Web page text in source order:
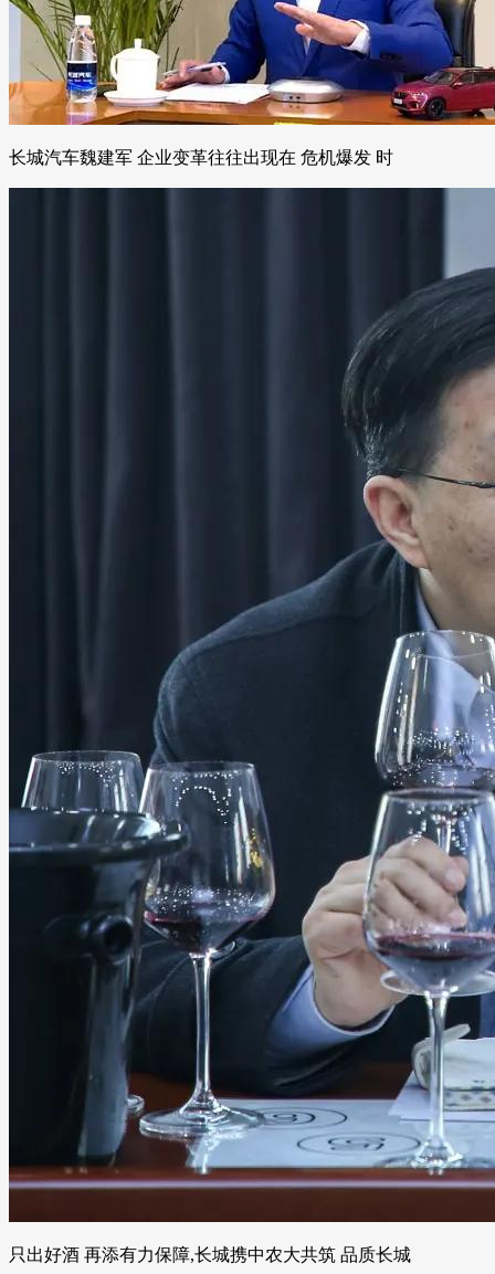
长城汽车魏建军 企业变革往往出现在 危机爆发 时
只出好酒 再添有力保障,长城携中农大共筑 品质长城